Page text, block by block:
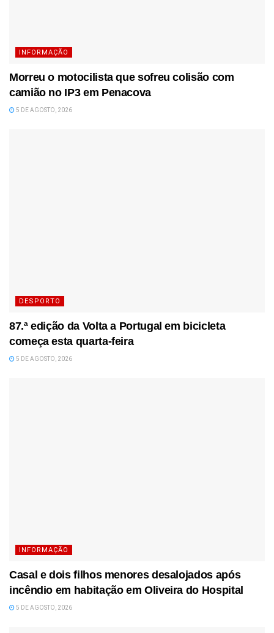
INFORMAÇÃO
Morreu o motocilista que sofreu colisão com
camião no IP3 em Penacova
5 DE AGOSTO, 2026
DESPORTO
87.ª edição da Volta a Portugal em bicicleta
começa esta quarta-feira
5 DE AGOSTO, 2026
INFORMAÇÃO
Casal e dois filhos menores desalojados após
incêndio em habitação em Oliveira do Hospital
5 DE AGOSTO, 2026